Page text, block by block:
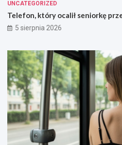
UNCATEGORIZED
Telefon, który ocalił seniorkę
5 sierpnia 2026